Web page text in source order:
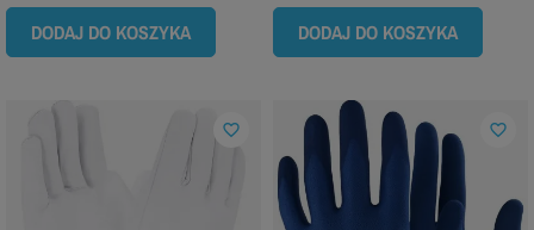
DODAJ DO KOSZYKA DODAJ DO KOSZYKA
favorite_border favorite_border